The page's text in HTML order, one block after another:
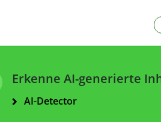
Erkenne AI-generierte
AI-Detector